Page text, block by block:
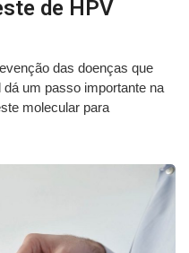
de HPV
das doenças que
um passo importante na
molecular para